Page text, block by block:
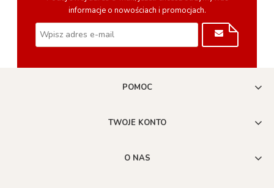
informacje o nowościach i promocjach.
POMOC
TWOJE KONTO
O NAS